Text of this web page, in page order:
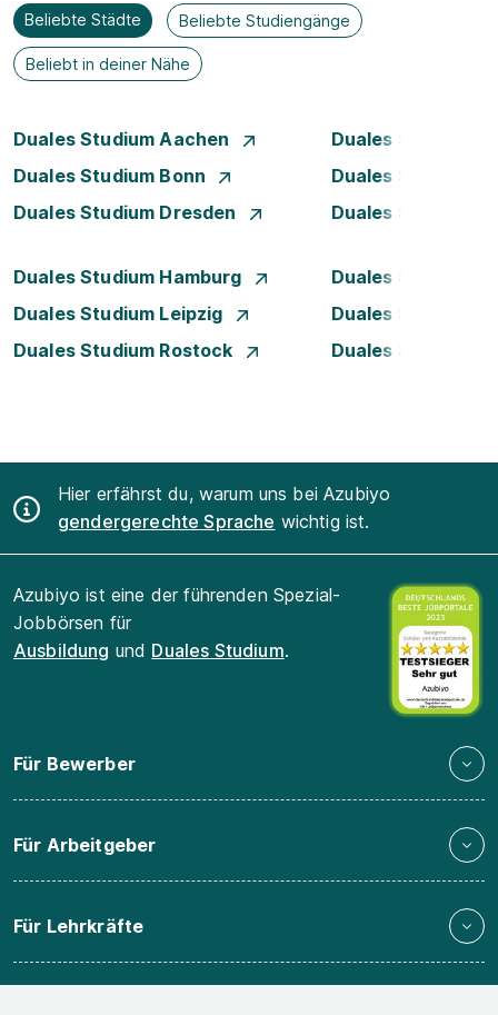
Beliebte Städte Beliebte Studiengänge
Beliebt in deiner Nähe
Duales Studium Aachen
Duales Studium
Duales Studium Bonn
Duales Studium
Duales Studium Dresden
Duales Studium
Duales Studium Hamburg
Duales Studium
Duales Studium Leipzig
Duales Studium
Duales Studium Rostock
Duales Studium
Hier erfährst du, warum uns bei Azubiyo
gendergerechte Sprache wichtig ist.
Azubiyo ist eine der führenden Spezial-
Jobbörsen für
Ausbildung und Duales Studium.
Für Bewerber
Für Arbeitgeber
Für Lehrkräfte